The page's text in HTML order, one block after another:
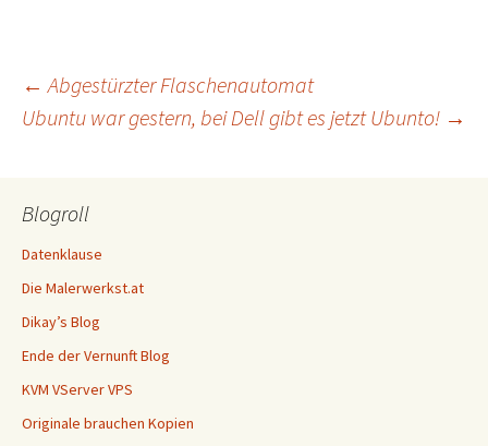
Post
← Abgestürzter Flaschenautomat
Ubuntu war gestern, bei Dell gibt es jetzt Ubunto! →
Blogroll
Datenklause
Die Malerwerkst.at
Dikay’s Blog
Ende der Vernunft Blog
KVM VServer VPS
Originale brauchen Kopien